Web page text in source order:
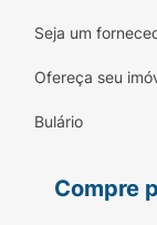
SINTOMAS,
MAT-BR-
Seja um
Ofereça seu
Bulário
Compre